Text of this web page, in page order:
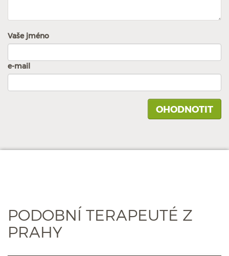
Vaše jméno
e-mail
PODOBNÍ TERAPEUTÉ Z
PRAHY